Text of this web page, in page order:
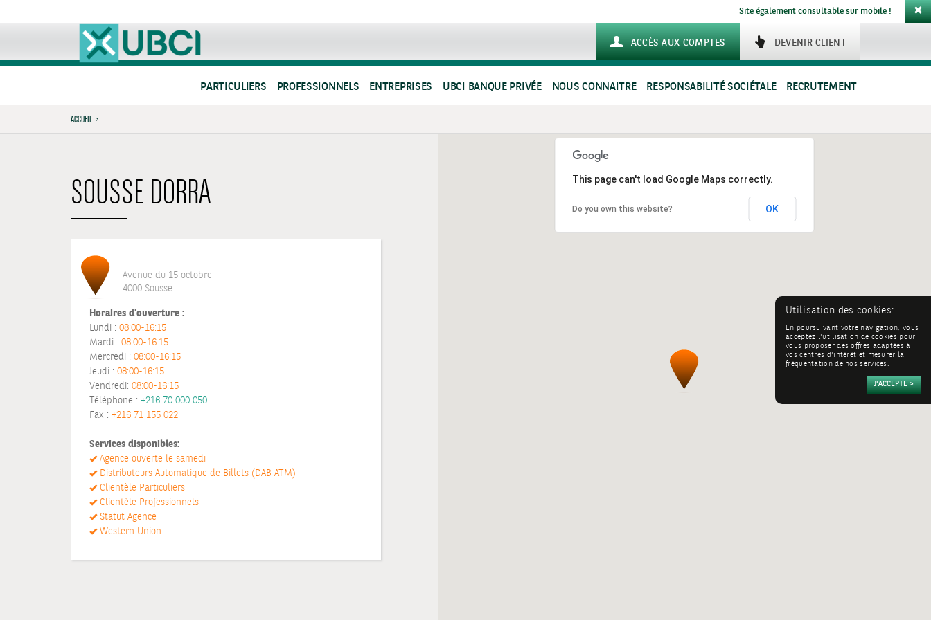
Site également consultable sur mobile !
DEVENIR CLIENT
ACCÈS AUX COMPTES
PARTICULIERS PROFESSIONNELS ENTREPRISES UBCI BANQUE PRIVÉE NOUS CONNAITRE RESPONSABILITÉ SOCIÉTALE RECRUTEMENT
ACCUEIL >
This page can't load Google Maps correctly.
Do you own this website? OK
SOUSSE DORRA
Avenue du 15 octobre
4000 Sousse
Horaires d'ouverture :
Lundi : 08:00-16:15
Mardi : 08:00-16:15
Mercredi : 08:00-16:15
Jeudi : 08:00-16:15
Vendredi: 08:00-16:15
Téléphone : +216 70 000 050
Fax : +216 71 155 022
Services disponibles:
Agence ouverte le samedi
Distributeurs Automatique de Billets (DAB ATM)
Clientèle Particuliers
Clientèle Professionnels
Statut Agence
Western Union
Utilisation des cookies:
En poursuivant votre navigation, vous
acceptez l'utilisation de cookies pour
vous proposer des offres adaptées à
vos centres d'intérêt et mesurer la
fréquentation de nos services.